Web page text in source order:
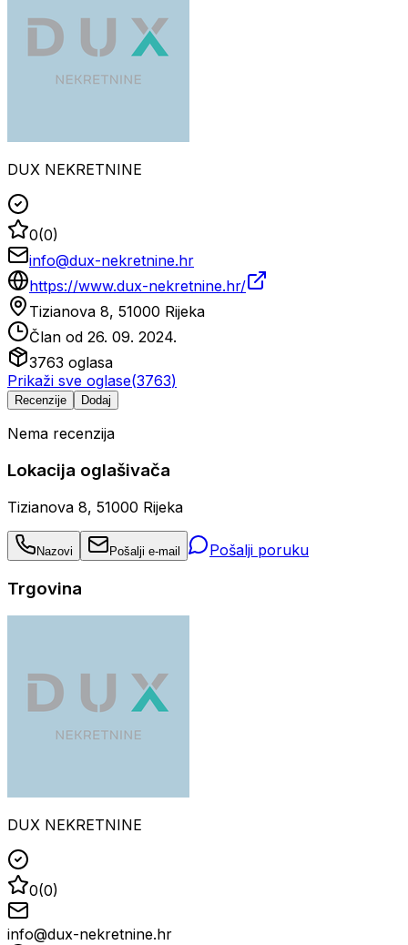
DUX NEKRETNINE
0(0)
info@dux-nekretnine.hr
https://www.dux-nekretnine.hr/
Tizianova 8, 51000 Rijeka
Član od 26. 09. 2024.
3763 oglasa
Prikaži sve oglase(3763)
Recenzije Dodaj
Nema recenzija
Lokacija oglašivača
Tizianova 8, 51000 Rijeka
Nazovi Pošalji e-mail Pošalji poruku
Trgovina
DUX NEKRETNINE
0(0)
info@dux-nekretnine.hr